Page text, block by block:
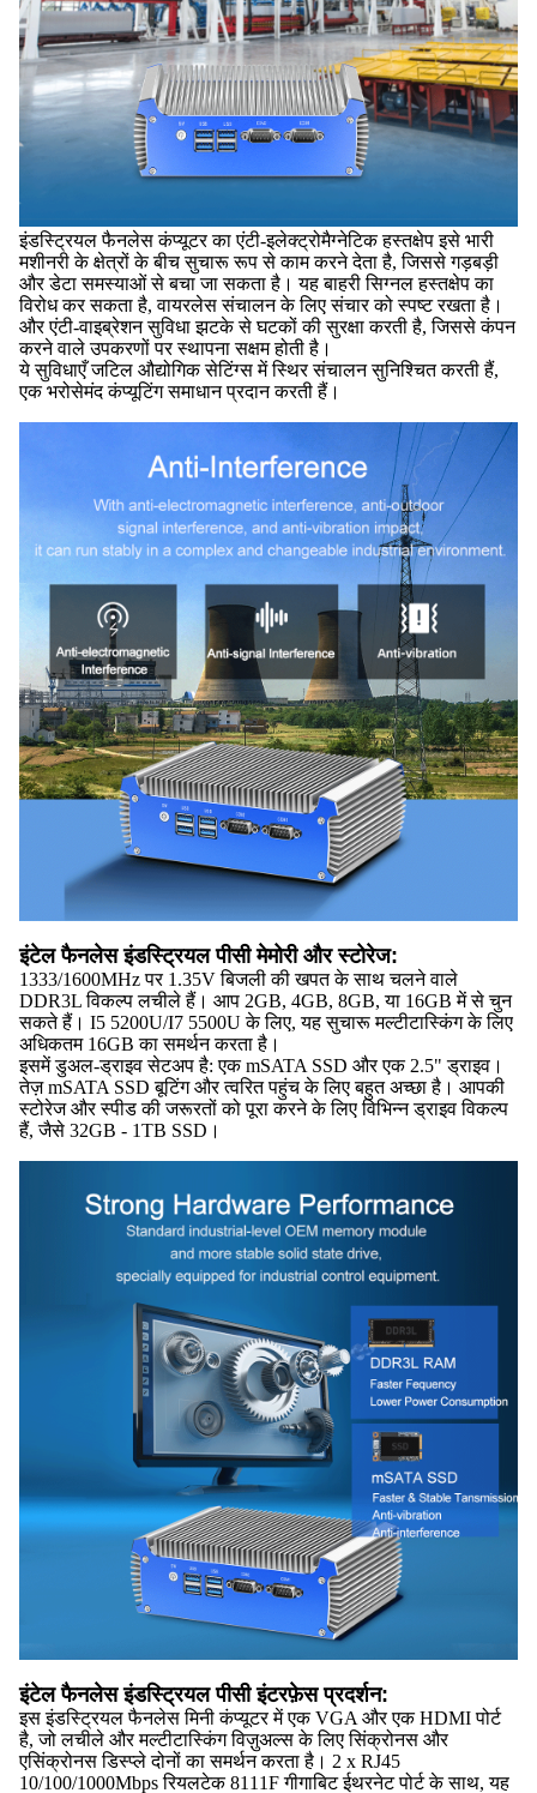
इंडस्ट्रियल फैनलेस कंप्यूटर का एंटी-इलेक्ट्रोमैग्नेटिक हस्तक्षेप इसे भारी
मशीनरी के क्षेत्रों के बीच सुचारू रूप से काम करने देता है, जिससे गड़बड़ी
और डेटा समस्याओं से बचा जा सकता है। यह बाहरी सिग्नल हस्तक्षेप का
विरोध कर सकता है, वायरलेस संचालन के लिए संचार को स्पष्ट रखता है।
और एंटी-वाइब्रेशन सुविधा झटके से घटकों की सुरक्षा करती है, जिससे कंपन
करने वाले उपकरणों पर स्थापना सक्षम होती है।
ये सुविधाएँ जटिल औद्योगिक सेटिंग्स में स्थिर संचालन सुनिश्चित करती हैं,
एक भरोसेमंद कंप्यूटिंग समाधान प्रदान करती हैं।
इंटेल फैनलेस इंडस्ट्रियल पीसी मेमोरी और स्टोरेज:
1333/1600MHz पर 1.35V बिजली की खपत के साथ चलने वाले
DDR3L विकल्प लचीले हैं। आप 2GB, 4GB, 8GB, या 16GB में से चुन
सकते हैं। I5 5200U/I7 5500U के लिए, यह सुचारू मल्टीटास्किंग के लिए
अधिकतम 16GB का समर्थन करता है।
इसमें डुअल-ड्राइव सेटअप है: एक mSATA SSD और एक 2.5" ड्राइव।
तेज़ mSATA SSD बूटिंग और त्वरित पहुंच के लिए बहुत अच्छा है। आपकी
स्टोरेज और स्पीड की जरूरतों को पूरा करने के लिए विभिन्न ड्राइव विकल्प
हैं, जैसे 32GB - 1TB SSD।
इंटेल फैनलेस इंडस्ट्रियल पीसी इंटरफ़ेस प्रदर्शन:
इस इंडस्ट्रियल फैनलेस मिनी कंप्यूटर में एक VGA और एक HDMI पोर्ट
है, जो लचीले और मल्टीटास्किंग विज़ुअल्स के लिए सिंक्रोनस और
एसिंक्रोनस डिस्प्ले दोनों का समर्थन करता है। 2 x RJ45
10/100/1000Mbps रियलटेक 8111F गीगाबिट ईथरनेट पोर्ट के साथ, यह